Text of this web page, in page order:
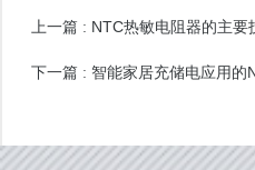
上一篇 : NTC热敏电阻器的主要
下一篇 : 智能家居充储电应用的